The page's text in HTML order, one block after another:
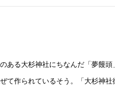
ある大杉神社にちなんだ「夢饅
て作られているそう。「大杉神